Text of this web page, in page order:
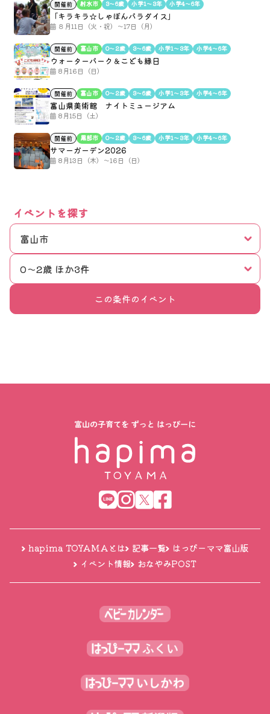
開催前 射水市 3〜6歳 小学1〜3年 小学4〜6年
「キラキラ☆しゃぼんパラダイス」
８月11日（火・祝）～17日（月）
開催前 富山市 0〜2歳 3〜6歳 小学1〜3年 小学4〜6年
ウォーターパーク＆こども縁日
8月16日（日）
開催前 富山市 0〜2歳 3〜6歳 小学1〜3年 小学4〜6年
富山県美術館 ナイトミュージアム
8月15日（土）
開催前 黒部市 0〜2歳 3〜6歳 小学1〜3年 小学4〜6年
サマーガーデン2026
8月13日（木）～16日（日）
イベントを探す
富山市
0〜2歳 ほか3件
この条件のイベント
hapima TOYAMAとは 記事一覧
はっぴーママ富山版
イベント情報
おなやみPOST